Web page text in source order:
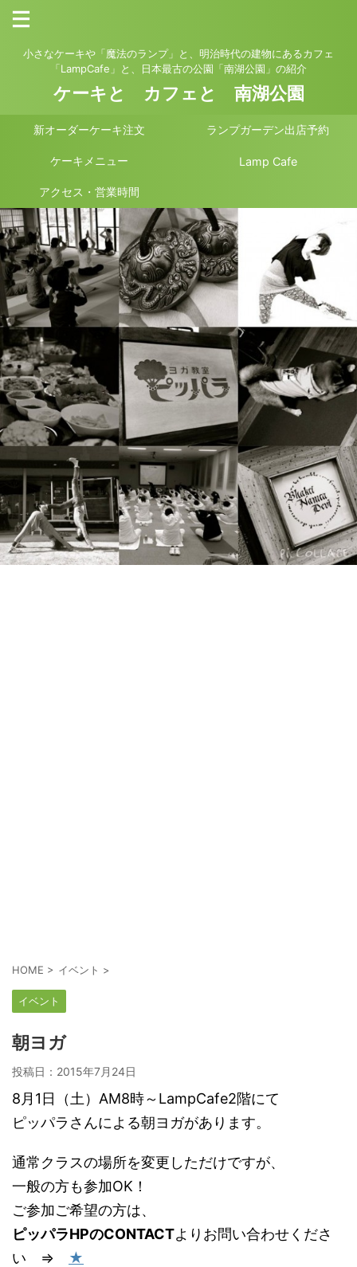
小さなケーキや「魔法のランプ」と、明治時代の建物にあるカフェ
「LampCafe」と、日本最古の公園「南湖公園」の紹介
ケーキと カフェと 南湖公園
新オーダーケーキ注文 ランプガーデン出店予約
ケーキメニュー Lamp Cafe
アクセス・営業時間
HOME > イベント >
イベント
朝ヨガ
投稿日： 2015年7月24日
8月1日（土）AM8時～LampCafe2階にて
ピッパラさんによる朝ヨガがあります。
通常クラスの場所を変更しただけですが、
一般の方も参加OK！
ご参加ご希望の方は、
ピッパラHPのCONTACTよりお問い合わせくださ
い ⇒ ★